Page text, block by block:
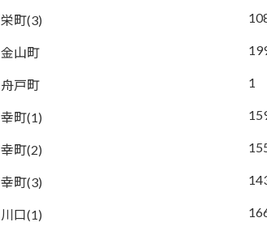
栄町(3)
金山町
舟戸町 1
幸町(1)
幸町(2)
幸町(3)
川口(1)